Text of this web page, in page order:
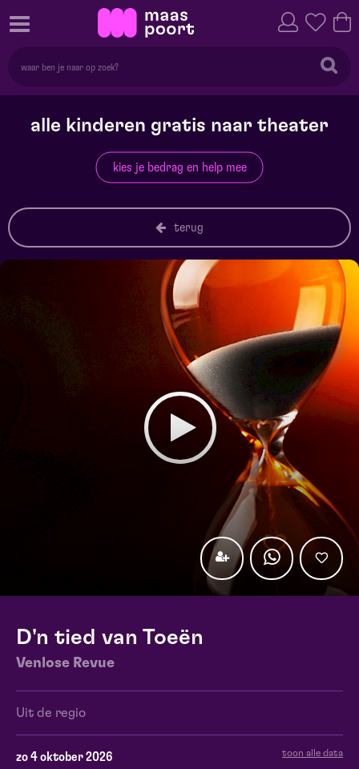
alle kinderen gratis naar theater
kies je bedrag en help mee
terug
D'n tied van Toeën
Venlose Revue
Uit de regio
zo 4 oktober 2026 toon alle data